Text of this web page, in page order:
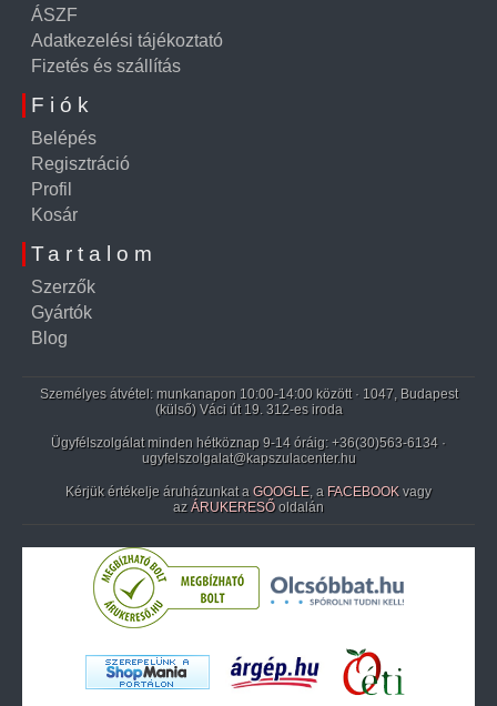
ÁSZF
Adatkezelési tájékoztató
Fizetés és szállítás
Fiók
Belépés
Regisztráció
Profil
Kosár
Tartalom
Szerzők
Gyártók
Blog
Személyes átvétel: munkanapon 10:00-14:00 között · 1047, Budapest
(külső) Váci út 19. 312-es iroda
Ügyfélszolgálat minden hétköznap 9-14 óráig: +36(30)563-6134 ·
ugyfelszolgalat@kapszulacenter.hu
Kérjük értékelje áruházunkat a GOOGLE, a FACEBOOK vagy
az ÁRUKERESŐ oldalán